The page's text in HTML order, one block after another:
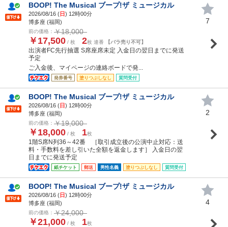
BOOP! The Musical ブープ!ザ ミュージカル
2026/08/16 (日) 12時00分
博多座 (福岡)
前の価格： ￥18,000
￥17,500 / 枚 2枚 連番 【バラ売り不可】
出演者FC先行抽選 S席座席未定 入金日の翌日までに発送
予定
ご入金後、マイページの連絡ボードで発...
発券番号 塗りつぶしなし 質問受付
7
BOOP! The Musical ブープ!ザ ミュージカル
2026/08/16 (日) 12時00分
博多座 (福岡)
前の価格： ￥19,000
￥18,000 / 枚 1枚
1階S席N列36～42番 ［取引成立後の公演中止対応：送
料・手数料を差し引いた全額を返金します］ 入金日の翌
日までに発送予定
紙チケット 郵送 男性名義 塗りつぶしなし 質問受付
2
BOOP! The Musical ブープ!ザ ミュージカル
2026/08/16 (日) 12時00分
博多座 (福岡)
前の価格： ￥24,000
￥21,000 / 枚 1枚
4